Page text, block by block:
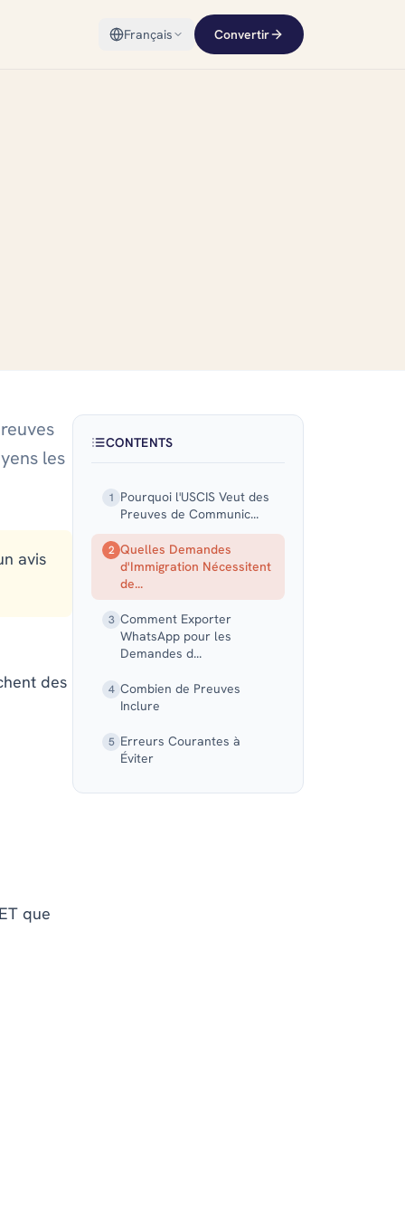
Français Convertir
les
avis
des
que
CONTENTS
1 Pourquoi l'USCIS Veut des
Preuves de Communic...
2 Quelles Demandes
d'Immigration Nécessitent
de...
3 Comment Exporter
WhatsApp pour les
Demandes d...
4 Combien de Preuves
Inclure
5 Erreurs Courantes à
Éviter